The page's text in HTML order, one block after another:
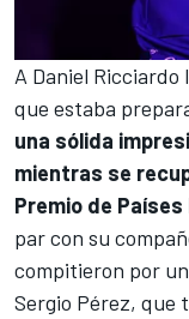
A Daniel
que estaba
una sólida
mientras se
Premio de Países
par con su
compitieron por
Sergio Pérez, que